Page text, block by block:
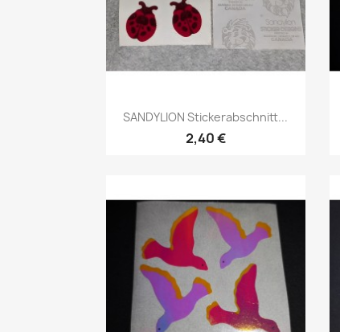
SANDYLION Stickerabschnitt...
2,40 €